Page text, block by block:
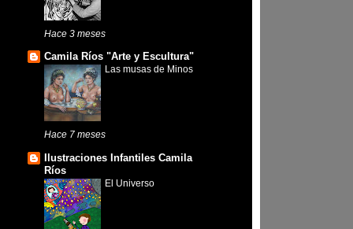
Hace 3 meses
Camila Ríos "Arte y Escultura"
Las musas de Minos
Hace 7 meses
Ilustraciones Infantiles Camila
Ríos
El Universo